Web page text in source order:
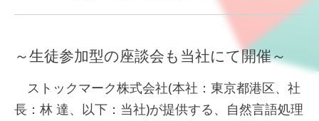
～生徒参加型の座談会も当社にて開催～
ストックマーク株式会社(本社：東京都港区、社
長：林 達、以下：当社)が提供する、自然言語処理